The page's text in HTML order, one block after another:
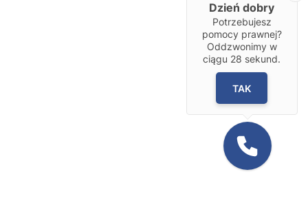
Dzień dobry
Potrzebujesz
pomocy prawnej?
Oddzwonimy w
ciągu 28 sekund.
TAK